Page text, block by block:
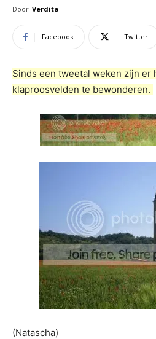
Door Verdita -
Facebook Twitter
Sinds een tweetal weken zijn er
klaproosvelden te bewonderen.
(Natascha)